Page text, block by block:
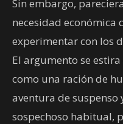
Sin embargo,
necesidad económica
experimentar con los
El argumento se
como una ración de
aventura de suspenso
sospechoso habitual,